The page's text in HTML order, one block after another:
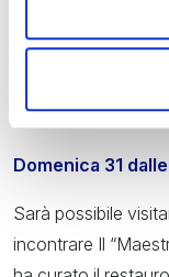
Laboratorio per
San Marco
ALLA
Domenica 31
Sarà possibile
incontrare Il